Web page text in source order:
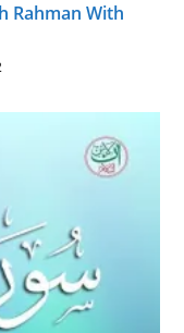
Rahman With